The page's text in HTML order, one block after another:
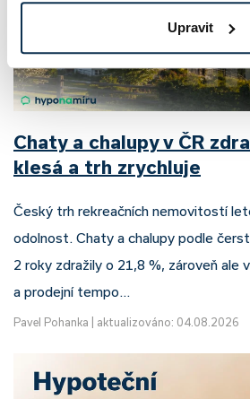
Upravit
Chaty a chalupy v ČR
klesá a trh zrychluje
Český trh rekreačních nemovitostí
odolnost. Chaty a chalupy podle
2 roky zdražily o 21,8 %, zároveň ale
a prodejní tempo…
Pavel Pohanka aktualizováno: 04.08.2026